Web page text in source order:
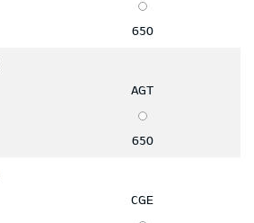
650
AGT
650
CGE